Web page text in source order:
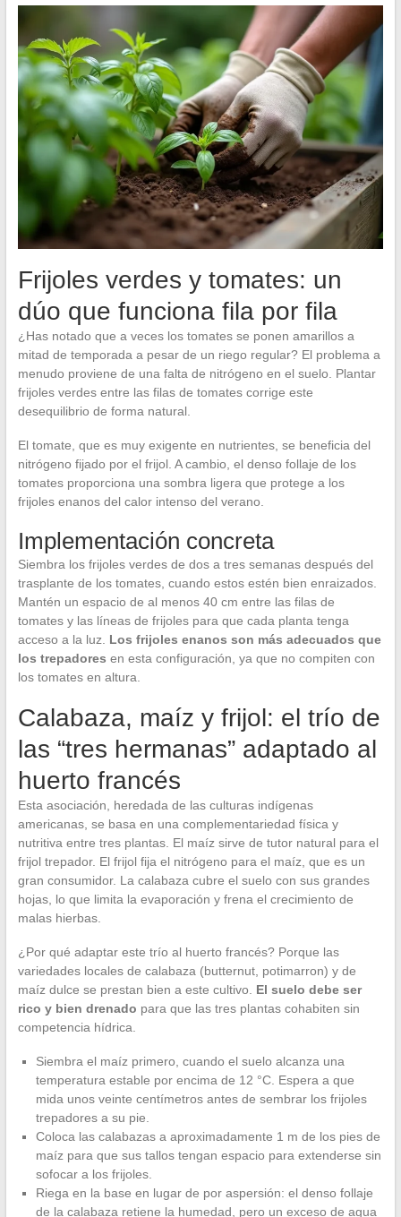
Frijoles verdes y tomates: un
dúo que funciona fila por fila
¿Has notado que a veces los tomates se ponen amarillos a
mitad de temporada a pesar de un riego regular? El problema a
menudo proviene de una falta de nitrógeno en el suelo. Plantar
frijoles verdes entre las filas de tomates corrige este
desequilibrio de forma natural.
El tomate, que es muy exigente en nutrientes, se beneficia del
nitrógeno fijado por el frijol. A cambio, el denso follaje de los
tomates proporciona una sombra ligera que protege a los
frijoles enanos del calor intenso del verano.
Implementación concreta
Siembra los frijoles verdes de dos a tres semanas después del
trasplante de los tomates, cuando estos estén bien enraizados.
Mantén un espacio de al menos 40 cm entre las filas de
tomates y las líneas de frijoles para que cada planta tenga
acceso a la luz. Los frijoles enanos son más adecuados que
los trepadores en esta configuración, ya que no compiten con
los tomates en altura.
Calabaza, maíz y frijol: el trío de
las “tres hermanas” adaptado al
huerto francés
Esta asociación, heredada de las culturas indígenas
americanas, se basa en una complementariedad física y
nutritiva entre tres plantas. El maíz sirve de tutor natural para el
frijol trepador. El frijol fija el nitrógeno para el maíz, que es un
gran consumidor. La calabaza cubre el suelo con sus grandes
hojas, lo que limita la evaporación y frena el crecimiento de
malas hierbas.
¿Por qué adaptar este trío al huerto francés? Porque las
variedades locales de calabaza (butternut, potimarron) y de
maíz dulce se prestan bien a este cultivo. El suelo debe ser
rico y bien drenado para que las tres plantas cohabiten sin
competencia hídrica.
Siembra el maíz primero, cuando el suelo alcanza una
temperatura estable por encima de 12 °C. Espera a que
mida unos veinte centímetros antes de sembrar los frijoles
trepadores a su pie.
Coloca las calabazas a aproximadamente 1 m de los pies de
maíz para que sus tallos tengan espacio para extenderse sin
sofocar a los frijoles.
Riega en la base en lugar de por aspersión: el denso follaje
de la calabaza retiene la humedad, pero un exceso de agua